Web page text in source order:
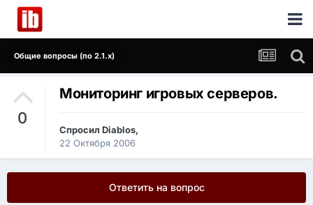
Общие вопросы (по 2.1.x)
0
Мониторинг игровых серверов.
Спросил Diablos,
22 Октября 2006
Ответить на вопрос